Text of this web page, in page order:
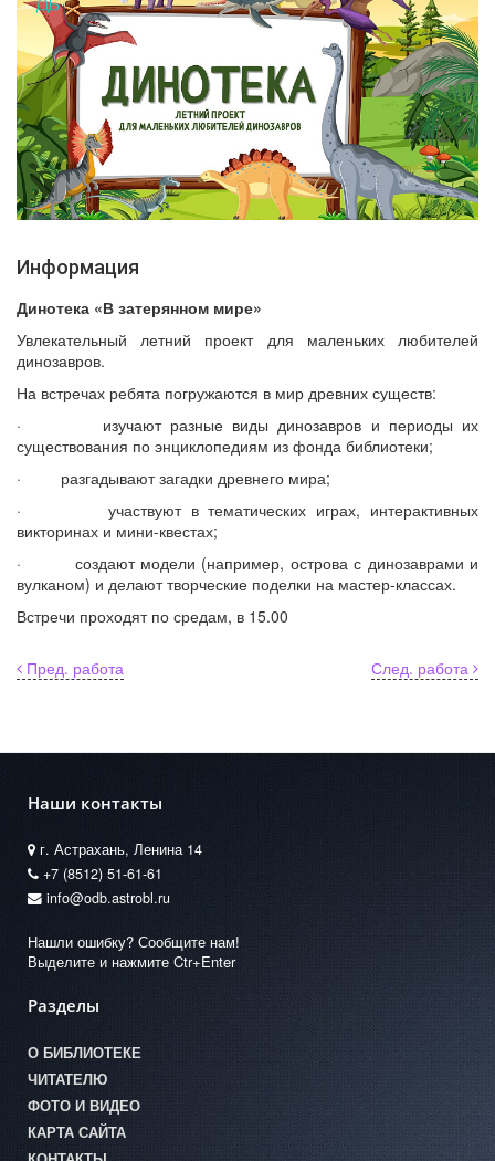
Информация
Динотека «В затерянном мире»
Увлекательный летний проект для маленьких любителей
динозавров.
На встречах ребята погружаются в мир древних существ:
· изучают разные виды динозавров и периоды их
существования по энциклопедиям из фонда библиотеки;
· разгадывают загадки древнего мира;
· участвуют в тематических играх, интерактивных
викторинах и мини-квестах;
· создают модели (например, острова с динозаврами и
вулканом) и делают творческие поделки на мастер-классах.
Встречи проходят по средам, в 15.00
След. работа
Пред. работа
Наши контакты
г. Астрахань, Ленина 14
+7 (8512) 51-61-61
info@odb.astrobl.ru
Нашли ошибку? Сообщите нам!
Выделите и нажмите Ctr+Enter
Разделы
О БИБЛИОТЕКЕ
ЧИТАТЕЛЮ
ФОТО И ВИДЕО
КАРТА САЙТА